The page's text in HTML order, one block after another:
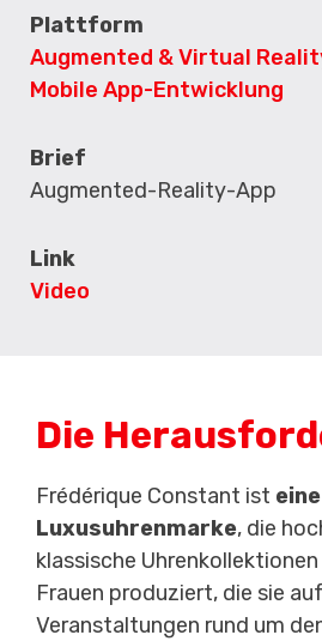
Die
Frédérique Constant ist
Luxusuhrenmarke, die
klassische
Frauen produziert, die sie
Veranstaltungen rund um
Plattform
Augmented & Virtual
Mobile App-Entwicklung
Brief
Augmented-Reality-App
Link
Video